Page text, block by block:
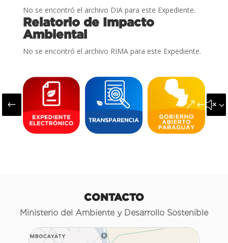
No se encontró el archivo DIA para este Expediente.
Relatorio de Impacto
Ambiental
No se encontró el archivo RIMA para este Expediente.
#
CONTACTO
Ministerio del Ambiente y Desarrollo Sostenible